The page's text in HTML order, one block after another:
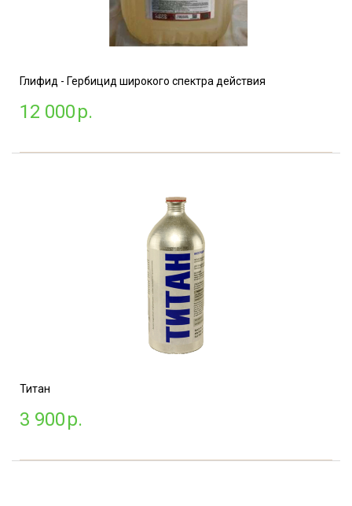
Глифид - Гербицид широкого спектра действия
12 000р.
Титан
3 900р.